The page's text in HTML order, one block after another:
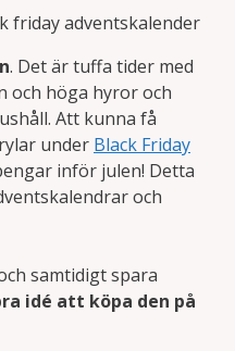
. Det är tuffa tider med
och höga hyror och
Att kunna få
under Black Friday
inför julen! Detta
och
samtidigt spara
idé att köpa den på